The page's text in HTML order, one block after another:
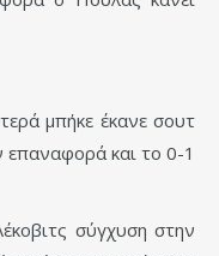
μπήκε έκανε σουτ
και το 0-1
σύγχυση στην